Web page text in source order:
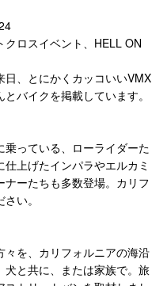
ロスイベント、HELL ON
、とにかくカッコいいVMX
バイクを掲載しています。
っている、ローライダーた
上げたインパラやエルカミ
ーたちも多数登場。カリフ
い。
を、カリフォルニアの海沿
と共に、または家族で。旅